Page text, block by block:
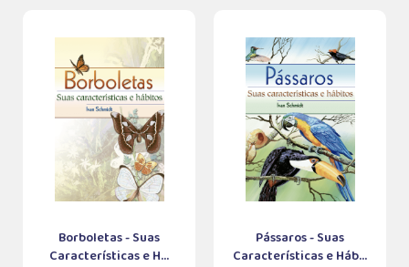
Borboletas - Suas
Características e H...
Pássaros - Suas
Características e Háb...